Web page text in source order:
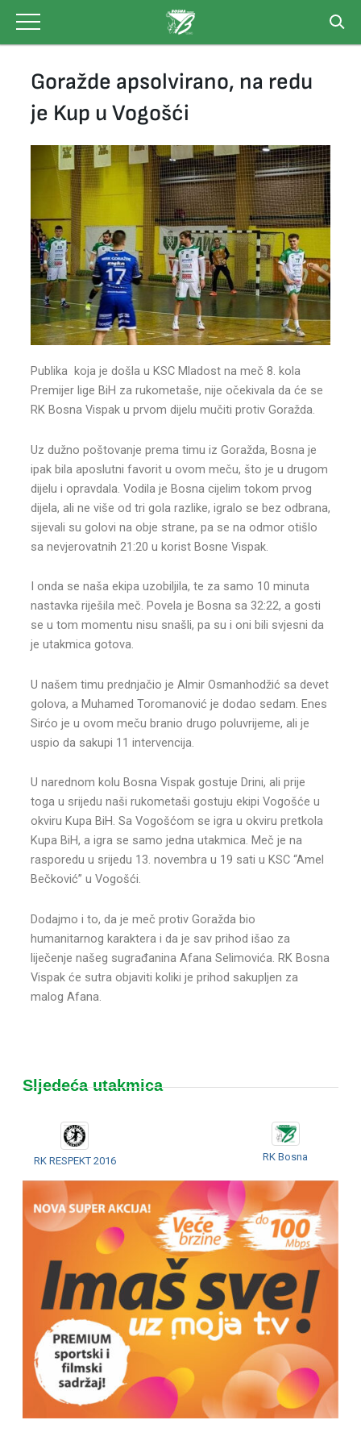
content
Goražde apsolvirano, na redu
je Kup u Vogošći
Publika koja je došla u KSC Mladost na meč 8. kola
Premijer lige BiH za rukometaše, nije očekivala da će se
RK Bosna Vispak u prvom dijelu mučiti protiv Goražda.
Uz dužno poštovanje prema timu iz Goražda, Bosna je
ipak bila aposlutni favorit u ovom meču, što je u drugom
dijelu i opravdala. Vodila je Bosna cijelim tokom prvog
dijela, ali ne više od tri gola razlike, igralo se bez odbrana,
sijevali su golovi na obje strane, pa se na odmor otišlo
sa nevjerovatnih 21:20 u korist Bosne Vispak.
I onda se naša ekipa uzobiljila, te za samo 10 minuta
nastavka riješila meč. Povela je Bosna sa 32:22, a gosti
se u tom momentu nisu snašli, pa su i oni bili svjesni da
je utakmica gotova.
U našem timu prednjačio je Almir Osmanhodžić sa devet
golova, a Muhamed Toromanović je dodao sedam. Enes
Sirćo je u ovom meču branio drugo poluvrijeme, ali je
uspio da sakupi 11 intervencija.
U narednom kolu Bosna Vispak gostuje Drini, ali prije
toga u srijedu naši rukometaši gostuju ekipi Vogošće u
okviru Kupa BiH. Sa Vogošćom se igra u okviru pretkola
Kupa BiH, a igra se samo jedna utakmica. Meč je na
rasporedu u srijedu 13. novembra u 19 sati u KSC “Amel
Bečković” u Vogošći.
Dodajmo i to, da je meč protiv Goražda bio
humanitarnog karaktera i da je sav prihod išao za
liječenje našeg sugrađanina Afana Selimovića. RK Bosna
Vispak će sutra objaviti koliki je prihod sakupljen za
malog Afana.
Sljedeća utakmica
RK RESPEKT 2016 RK Bosna